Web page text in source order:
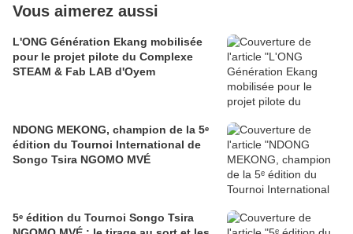
Vous aimerez aussi
L'ONG Génération Ekang mobilisée
pour le projet pilote du Complexe
STEAM & Fab LAB d'Oyem
NDONG MEKONG, champion de la 5ᵉ
édition du Tournoi International de
Songo Tsira NGOMO MVÉ
5ᵉ édition du Tournoi Songo Tsira